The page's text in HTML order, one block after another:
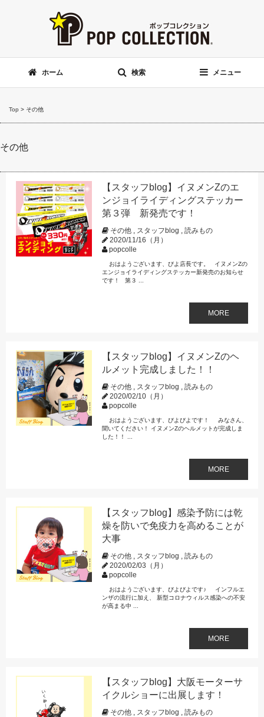
ホーム 検索 メニュー
Top > その他
その他
【スタッフblog】イヌメンZのエ
ンジョイライディングステッカー
第３弾 新発売です！
その他, スタッフblog , 読みもの
2020/11/16（月）
popcolle
おはようございます、びよ店長です。 イヌメンZの
エンジョイライディングステッカー新発売のお知らせ
です！ 第３ ...
MORE
【スタッフblog】イヌメンZのヘ
ルメット完成しました！！
その他, スタッフblog , 読みもの
2020/02/10（月）
popcolle
おはようございます、びよびよです！ みなさん、
聞いてください！ イヌメンZのヘルメットが完成しま
した！！ ...
MORE
【スタッフblog】感染予防には乾
燥を防いで免疫力を高めることが
大事
その他, スタッフblog , 読みもの
2020/02/03（月）
popcolle
おはようございます、びよびよです♪ インフルエ
ンザの流行に加え、 新型コロナウィルス感染への不安
が高まる中 ...
MORE
【スタッフblog】大阪モーターサ
イクルショーに出展します！
その他, スタッフblog , 読みもの